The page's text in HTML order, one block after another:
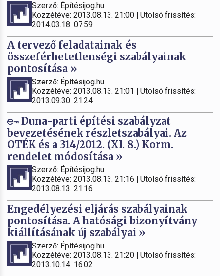
Szerző: Építésijog.hu
Közzétéve: 2013.08.13. 21:00 | Utolsó frissítés:
2014.03.18. 07:59
A tervező feladatainak és
összeférhetetlenségi szabályainak
pontosítása »
Szerző: Építésijog.hu
Közzétéve: 2013.08.13. 21:01 | Utolsó frissítés:
2013.09.30. 21:24
Duna-parti építési szabályzat
bevezetésének részletszabályai. Az
OTÉK és a 314/2012. (XI. 8.) Korm.
rendelet módosítása »
Szerző: Építésijog.hu
Közzétéve: 2013.08.13. 21:16 | Utolsó frissítés:
2013.08.13. 21:16
Engedélyezési eljárás szabályainak
pontosítása. A hatósági bizonyítvány
kiállításának új szabályai »
Szerző: Építésijog.hu
Közzétéve: 2013.08.13. 21:20 | Utolsó frissítés:
2013.10.14. 16:02